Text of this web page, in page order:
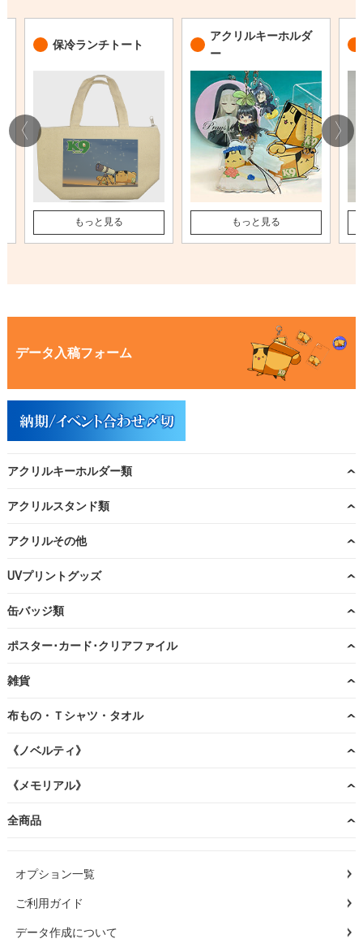
保冷ランチトート
もっと見る
アクリルキーホルダ
ー
もっと見る
データ入稿フォーム
アクリルキーホルダー類
アクリルスタンド類
アクリルその他
UVプリントグッズ
缶バッジ類
ポスター･カード･クリアファイル
雑貨
布もの・Ｔシャツ・タオル
《ノベルティ》
《メモリアル》
全商品
オプション一覧
ご利用ガイド
データ作成について